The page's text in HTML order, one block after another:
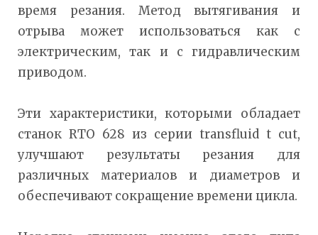
время резания. Метод вытягивания и
отрыва может использоваться как с
электрическим, так и с гидравлическим
приводом.
Эти характеристики, которыми обладает
станок RTO 628 из серии transfluid t cut,
улучшают результаты резания для
различных материалов и диаметров и
обеспечивают сокращение времени цикла.